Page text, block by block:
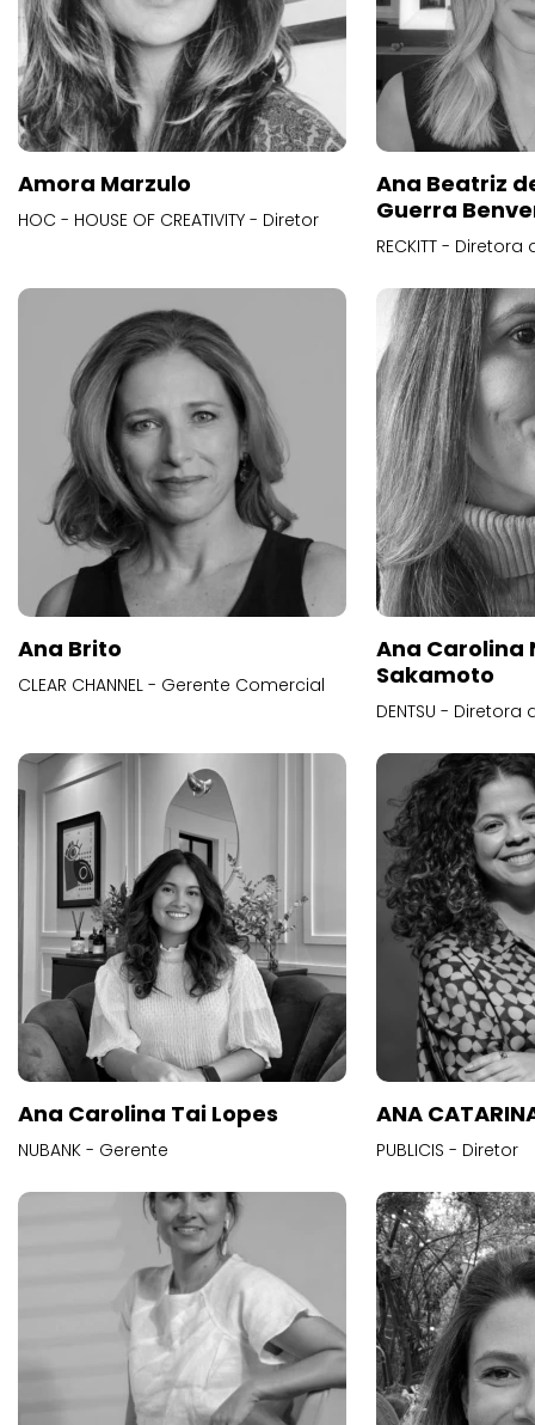
Amora Marzulo
HOC - HOUSE OF CREATIVITY - Diretor
Ana Beatriz
Guerra
RECKITT -
Ana Brito
CLEAR CHANNEL - Gerente Comercial
Ana Carolina
Sakamoto
DENTSU -
Ana Carolina Tai Lopes
NUBANK - Gerente
ANA
PUBLICIS - Diretor